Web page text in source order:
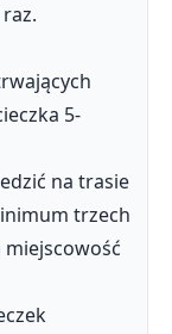
5-
na trasie
trzech